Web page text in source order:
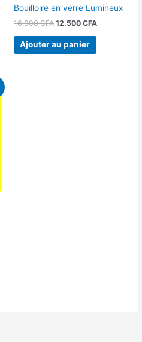
Bouilloire en verre Lumineux
16.900CFA 12.500 CFA
Ajouter au panier